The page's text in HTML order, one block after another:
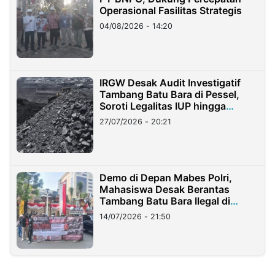
Operasional Fasilitas Strategis
04/08/2026 - 14:20
IRGW Desak Audit Investigatif
Tambang Batu Bara di Pessel,
Soroti Legalitas IUP hingga
Stockpile
27/07/2026 - 20:21
Demo di Depan Mabes Polri,
Mahasiswa Desak Berantas
Tambang Batu Bara Ilegal di
Lampung
14/07/2026 - 21:50